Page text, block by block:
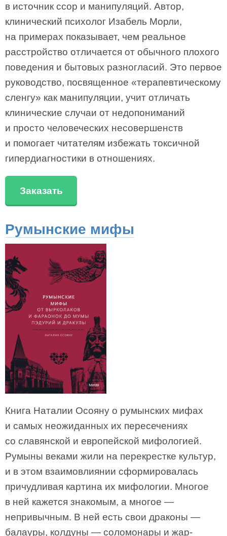
в источник ссор и манипуляций. Автор,
клинический психолог Изабель Морли,
на примерах показывает, чем реальное
расстройство отличается от обычного плохого
поведения и бытовых разногласий. Это первое
руководство, посвященное «терапевтическому
сленгу» как манипуляции, учит отличать
клинические случаи от недопониманий
и просто человеческих несовершенств
и помогает читателям избежать токсичной
гипердиагностики в отношениях.
Заказать
Румынские мифы
Книга Наталии Осояну о румынских мифах
и самых неожиданных их пересечениях
со славянской и европейской мифологией.
Румыны веками жили на перекрестке культур,
и в этом взаимовлиянии сформировалась
причудливая картина их мифологии. Многое
в ней кажется знакомым, а многое —
непривычным. В ней есть свои драконы —
балауры, колдуны — соломонары и жар-